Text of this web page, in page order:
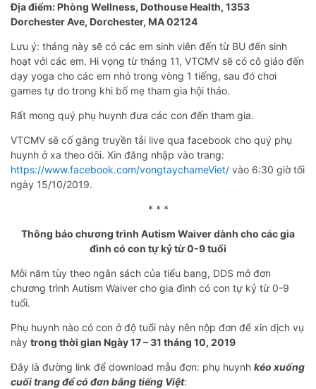
Địa điểm: Phòng Wellness, Dothouse Health, 1353
Dorchester Ave, Dorchester, MA 02124
Lưu ý: tháng này sẽ có các em sinh viên đến từ BU đến sinh
hoạt với các em. Hi vọng từ tháng 11, VTCMV sẽ có cô giáo đến
dạy yoga cho các em nhỏ trong vòng 1 tiếng, sau đó chơi
games tự do trong khi bố mẹ tham gia hội thảo.
Rất mong quý phụ huynh đưa các con đến tham gia.
VTCMV sẽ cố gắng truyền tải live qua facebook cho quý phụ
huynh ở xa theo dõi. Xin đăng nhập vào trang:
https://www.facebook.com/vongtaychameViet/ vào 6:30 giờ tối
ngày 15/10/2019.
* * *
Thông báo chương trình Autism Waiver dành cho các gia
đình có con tự kỷ từ 0-9 tuổi
Mỗi năm tùy theo ngân sách của tiểu bang, DDS mở đơn
chương trình Autism Waiver cho gia đình có con tự kỷ từ 0-9
tuổi.
Phụ huynh nào có con ở độ tuổi này nên nộp đơn để xin dịch vụ
này trong thời gian Ngày 17 – 31 tháng 10, 2019
Đây là đường link để download mẫu đơn: phụ huynh kéo xuống
cuối trang để có đơn bằng tiếng Việt: